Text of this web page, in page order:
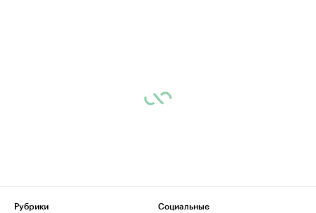
Рубрики
Социальные